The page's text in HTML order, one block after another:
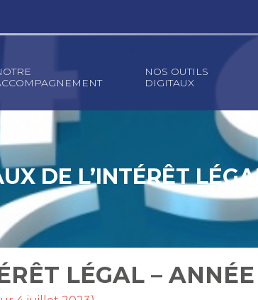
NOS OUTILS
DIGITAUX
DE L’INTÉRÊT
LÉGAL –